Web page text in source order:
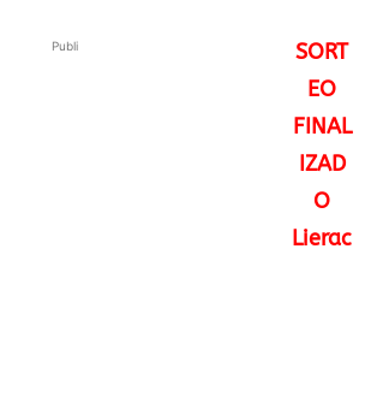
Publi
SORT
EO
FINAL
IZAD
O
Lierac